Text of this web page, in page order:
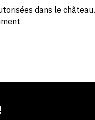
dans le château.